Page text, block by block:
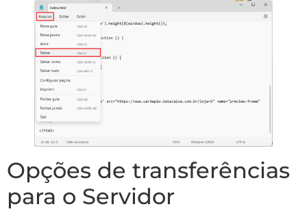
Opções de transferências
para o Servidor